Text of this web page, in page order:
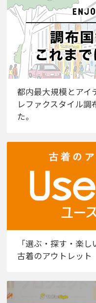
都内最大規模とアイ
レファクスタイル調
た。
「選ぶ・探す・楽
古着のアウトレット